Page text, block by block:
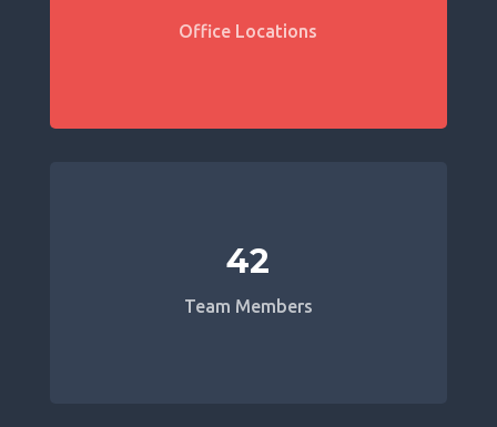
Office Locations
42
Team Members